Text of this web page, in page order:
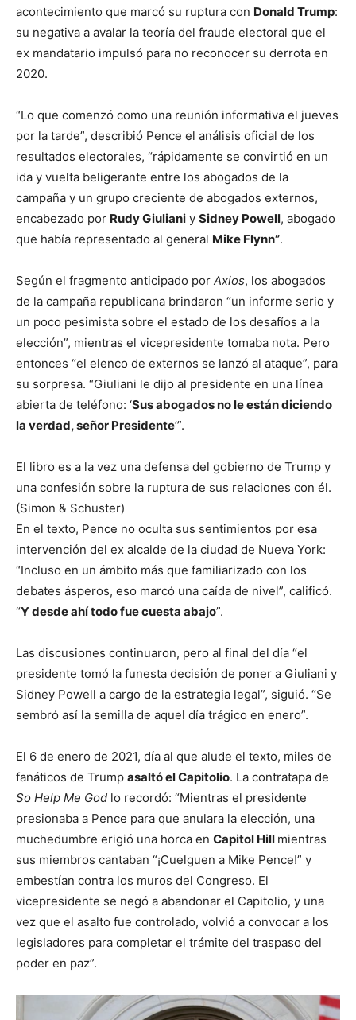
acontecimiento que marcó su ruptura con Donald Trump:
su negativa a avalar la teoría del fraude electoral que el
ex mandatario impulsó para no reconocer su derrota en
2020.
“Lo que comenzó como una reunión informativa el jueves
por la tarde”, describió Pence el análisis oficial de los
resultados electorales, “rápidamente se convirtió en un
ida y vuelta beligerante entre los abogados de la
campaña y un grupo creciente de abogados externos,
encabezado por Rudy Giuliani y Sidney Powell, abogado
que había representado al general Mike Flynn”.
Según el fragmento anticipado por Axios, los abogados
de la campaña republicana brindaron “un informe serio y
un poco pesimista sobre el estado de los desafíos a la
elección”, mientras el vicepresidente tomaba nota. Pero
entonces “el elenco de externos se lanzó al ataque”, para
su sorpresa. “Giuliani le dijo al presidente en una línea
abierta de teléfono: ‘Sus abogados no le están diciendo
la verdad, señor Presidente’”.
El libro es a la vez una defensa del gobierno de Trump y
una confesión sobre la ruptura de sus relaciones con él.
(Simon & Schuster)
En el texto, Pence no oculta sus sentimientos por esa
intervención del ex alcalde de la ciudad de Nueva York:
“Incluso en un ámbito más que familiarizado con los
debates ásperos, eso marcó una caída de nivel”, calificó.
“Y desde ahí todo fue cuesta abajo”.
Las discusiones continuaron, pero al final del día “el
presidente tomó la funesta decisión de poner a Giuliani y
Sidney Powell a cargo de la estrategia legal”, siguió. “Se
sembró así la semilla de aquel día trágico en enero”.
El 6 de enero de 2021, día al que alude el texto, miles de
fanáticos de Trump asaltó el Capitolio. La contratapa de
So Help Me God lo recordó: “Mientras el presidente
presionaba a Pence para que anulara la elección, una
muchedumbre erigió una horca en Capitol Hill mientras
sus miembros cantaban “¡Cuelguen a Mike Pence!” y
embestían contra los muros del Congreso. El
vicepresidente se negó a abandonar el Capitolio, y una
vez que el asalto fue controlado, volvió a convocar a los
legisladores para completar el trámite del traspaso del
poder en paz”.